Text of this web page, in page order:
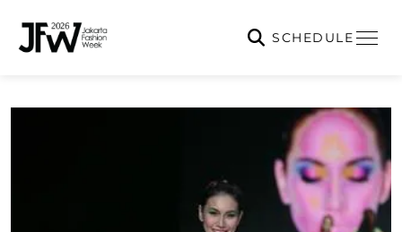
SCHEDULE